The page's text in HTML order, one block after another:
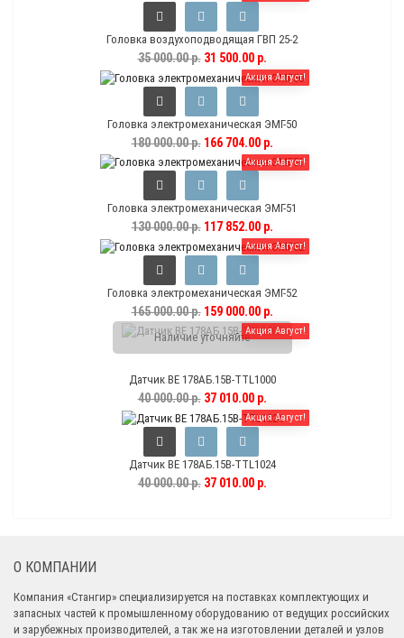
Головка воздухоподводящая ГВП 25-2
35 000.00 р.31 500.00 р.
Акция Август!
Головка электромеханическая ЭМГ-50
180 000.00 р.166 704.00 р.
Акция Август!
Головка электромеханическая ЭМГ-51
130 000.00 р.117 852.00 р.
Акция Август!
Головка электромеханическая ЭМГ-52
165 000.00 р.159 000.00 р.
Акция Август!
Наличие уточняйте
Датчик ВЕ 178АБ.15В-TTL1000
40 000.00 р.37 010.00 р.
Акция Август!
Датчик ВЕ 178АБ.15В-TTL1024
40 000.00 р.37 010.00 р.
О КОМПАНИИ
Компания «Стангир» специализируется на поставках комплектующих и
запасных частей к промышленному оборудованию от ведущих российских
и зарубежных производителей, а так же на изготовлении деталей и узлов